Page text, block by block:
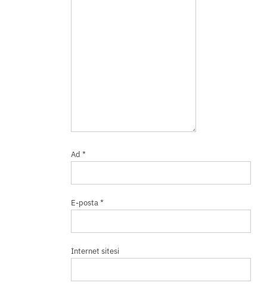
Ad *
E-posta*
İnternet sitesi